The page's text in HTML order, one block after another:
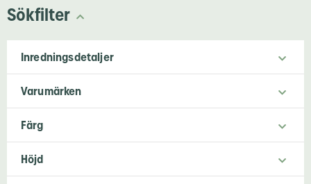
Sökfilter
Inredningsdetaljer
Varumärken
Färg
Höjd